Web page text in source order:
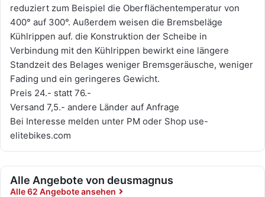
reduziert zum Beispiel die Oberflächentemperatur von
400° auf 300°. Außerdem weisen die Bremsbeläge
Kühlrippen auf. die Konstruktion der Scheibe in
Verbindung mit den Kühlrippen bewirkt eine längere
Standzeit des Belages weniger Bremsgeräusche, weniger
Fading und ein geringeres Gewicht.
Preis 24.- statt 76.-
Versand 7,5.- andere Länder auf Anfrage
Bei Interesse melden unter PM oder Shop use-
elitebikes.com
Alle Angebote von deusmagnus
Alle 62 Angebote ansehen